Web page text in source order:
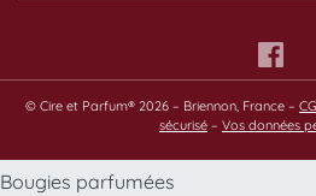
© Cire et Parfum® 2026 – Briennon, France –
sécurisé – Vos données
Bougies parfumées